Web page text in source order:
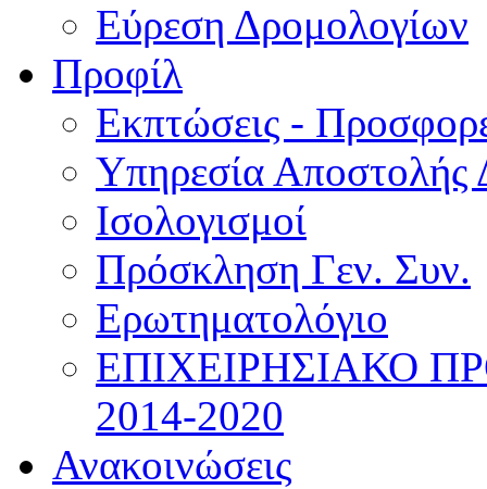
Εύρεση Δρομολογίων
Προφίλ
Εκπτώσεις -
Υπηρεσία Αποστολής
Ισολογισμοί
Πρόσκληση Γεν. Συν.
Ερωτηματολόγιο
ΕΠΙΧΕΙΡΗΣΙΑΚΟ
2014-2020
Ανακοινώσεις